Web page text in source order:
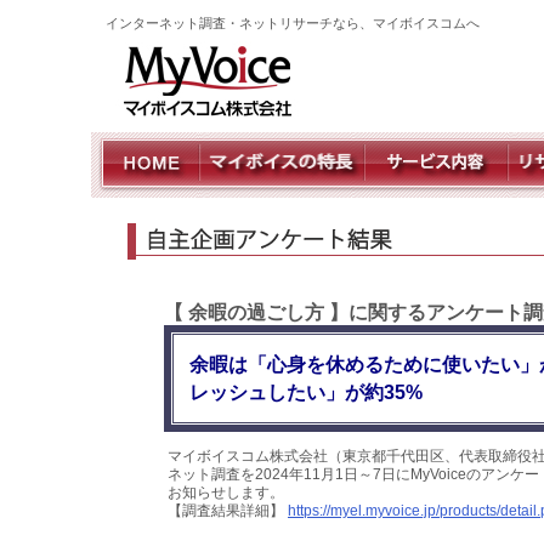
インターネット調査・ネットリサーチなら、マイボイスコムへ
【 余暇の過ごし方 】に関するアンケート
余暇は「心身を休めるために使いたい
レッシュしたい」が約35%
マイボイスコム株式会社（東京都千代田区、代表取締
ネット調査を2024年11月1日～7日にMyVoiceのアンケ
お知らせします。
【調査結果詳細】
https://myel.myvoice.jp/products/